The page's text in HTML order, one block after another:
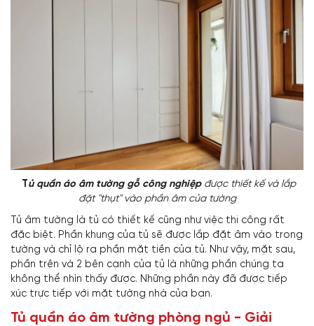
Tủ quần áo âm tường gỗ công nghiệpđược thiết kế và lắp
đặt "thụt" vào phần âm của tường
Tủ âm tường là tủ có thiết kế cũng như việc thi công rất
đặc biệt. Phần khung của tủ sẽ được lắp đặt âm vào trong
tường và chỉ lộ ra phần mặt tiền của tủ. Như vậy, mặt sau,
phần trên và 2 bên cạnh của tủ là những phần chúng ta
không thể nhìn thấy được. Những phần này đã được tiếp
xúc trực tiếp với mặt tường nhà của bạn.
Tủ quần áo âm tường phòng ngủ - Giải